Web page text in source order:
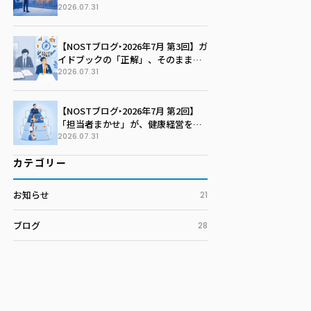
社の未来を語る季節に変える
2026.07.31
【NOSTブログ‣2026年7月 第3回】ガ
イドブックの「正解」、そのまま写
していませんか？100社100通りの戦
2026.07.31
【NOSTブログ‣2026年7月 第2回】
「担当者まかせ」が、健康経営を止
めている。孤独な戦いを終わらせる
2026.07.31
カテゴリー
お知らせ 21
ブログ 28